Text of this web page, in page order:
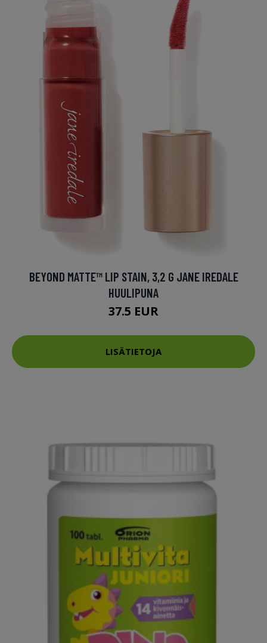
BEYOND MATTE™ LIP STAIN, 3,2 G JANE IREDALE
HUULIPUNA
37.5 EUR
LISÄTIETOJA